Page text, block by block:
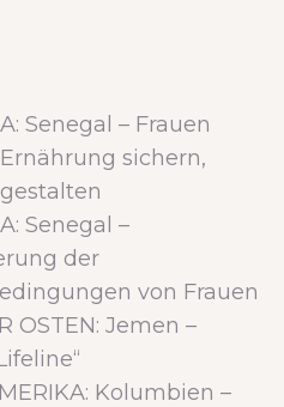
Senegal – Frauen
sichern,
Senegal –
der
von Frauen
OSTEN: Jemen –
Kolumbien –